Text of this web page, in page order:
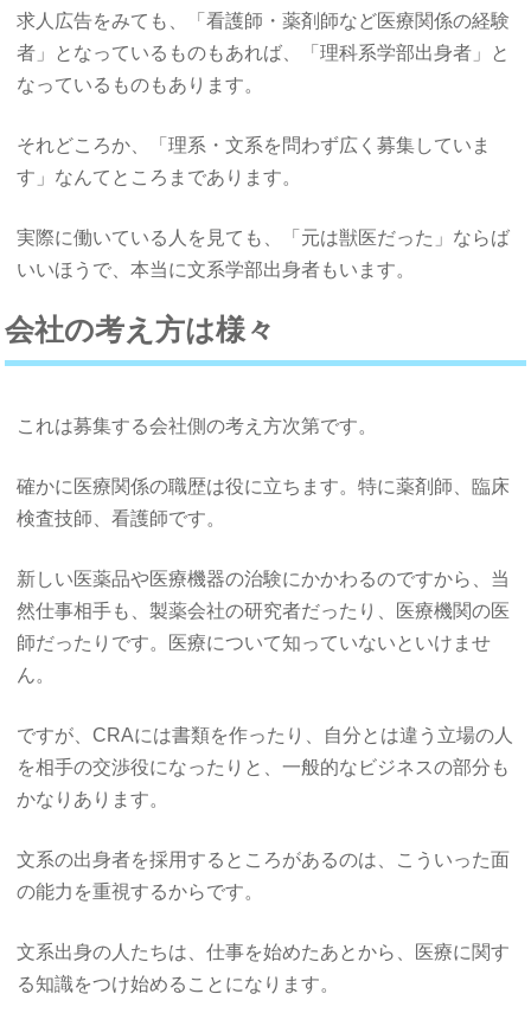
求人広告をみても、「看護師・薬剤師など医療関係の経験
者」となっているものもあれば、「理科系学部出身者」と
なっているものもあります。
それどころか、「理系・文系を問わず広く募集していま
す」なんてところまであります。
実際に働いている人を見ても、「元は獣医だった」ならば
いいほうで、本当に文系学部出身者もいます。
会社の考え方は様々
これは募集する会社側の考え方次第です。
確かに医療関係の職歴は役に立ちます。特に薬剤師、臨床
検査技師、看護師です。
新しい医薬品や医療機器の治験にかかわるのですから、当
然仕事相手も、製薬会社の研究者だったり、医療機関の医
師だったりです。医療について知っていないといけませ
ん。
ですが、CRAには書類を作ったり、自分とは違う立場の人
を相手の交渉役になったりと、一般的なビジネスの部分も
かなりあります。
文系の出身者を採用するところがあるのは、こういった面
の能力を重視するからです。
文系出身の人たちは、仕事を始めたあとから、医療に関す
る知識をつけ始めることになります。